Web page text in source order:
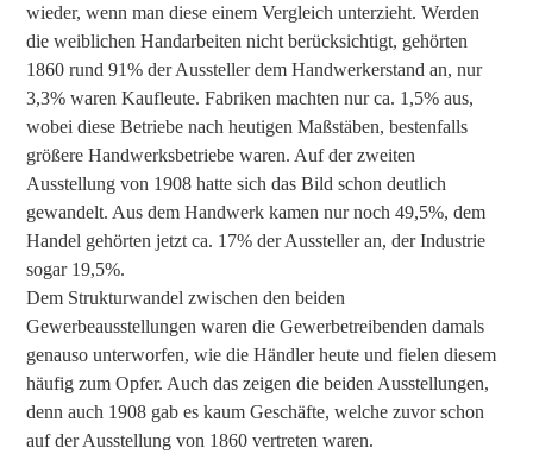
wieder, wenn man diese einem Vergleich unterzieht. Werden
die weiblichen Handarbeiten nicht berücksichtigt, gehörten
1860 rund 91% der Aussteller dem Handwerkerstand an, nur
3,3% waren Kaufleute. Fabriken machten nur ca. 1,5% aus,
wobei diese Betriebe nach heutigen Maßstäben, bestenfalls
größere Handwerksbetriebe waren. Auf der zweiten
Ausstellung von 1908 hatte sich das Bild schon deutlich
gewandelt. Aus dem Handwerk kamen nur noch 49,5%, dem
Handel gehörten jetzt ca. 17% der Aussteller an, der Industrie
sogar 19,5%.
Dem Strukturwandel zwischen den beiden
Gewerbeausstellungen waren die Gewerbetreibenden damals
genauso unterworfen, wie die Händler heute und fielen diesem
häufig zum Opfer. Auch das zeigen die beiden Ausstellungen,
denn auch 1908 gab es kaum Geschäfte, welche zuvor schon
auf der Ausstellung von 1860 vertreten waren.